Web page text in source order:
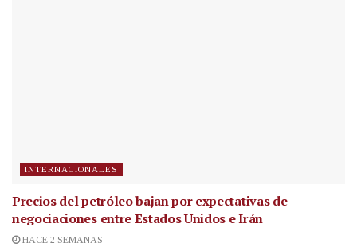
INTERNACIONALES
Precios del petróleo bajan por expectativas de
negociaciones entre Estados Unidos e Irán
HACE 2 SEMANAS